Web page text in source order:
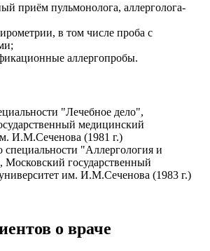
приём пульмонолога, аллерголога-
в том числе проба с
аллергопробы.
"Лечебное дело",
медицинский
И.М.Сеченова (1981 г.)
специальности "Аллергология и
государственный
им. И.М.Сеченова (1983 г.)
о враче